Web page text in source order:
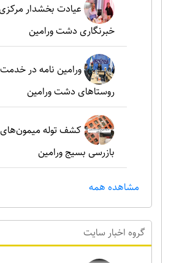
عیادت بخشدار
خبرنگاری دشت ورامین
ورامین نامه در
روستاهای دشت ورامین
کشف توله
بازرسی بسیج ورامین
مشاهده همه
گروه اخبار سايت